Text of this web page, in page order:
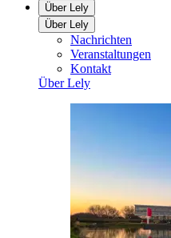
Über Lely
Über Lely
Nachrichten
Veranstaltungen
Kontakt
Über Lely